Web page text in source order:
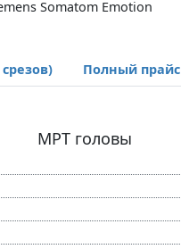
Somatom Emotion
Полный прайс
МРТ головы